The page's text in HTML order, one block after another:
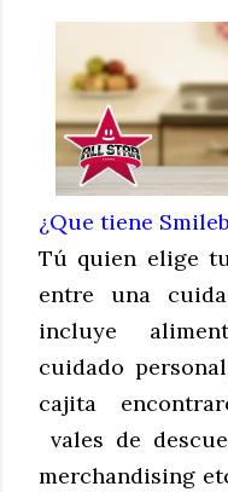
¿Que tiene
Tú quien elige
entre una
incluye
cuidado
cajita
vales de
merchandising